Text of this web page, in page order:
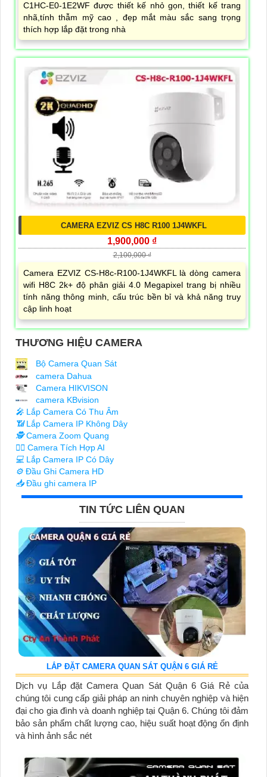
C1HC-E0-1E2WF được thiết kế nhỏ gọn, thiết kế trang
nhã,tính thẫm mỹ cao , đẹp mắt màu sắc sang trọng
thích hợp lắp đặt trong nhà
CAMERA EZVIZ CS H8C R100 1J4WKFL
1,900,000 ₫
2,100,000 ₫
Camera EZVIZ CS-H8c-R100-1J4WKFL là dòng camera
wifi H8C 2k+ độ phân giải 4.0 Megapixel trang bị nhiều
tính năng thông minh, cấu trúc bền bỉ và khả năng truy
cập linh hoạt
THƯƠNG HIỆU CAMERA
Bộ Camera Quan Sát
camera Dahua
Camera HIKVISON
camera KBvision
️🎤️ Lắp Camera Có Thu Âm
📶Lắp Camera IP Không Dây
🕵️Camera Zoom Quang
🧛‍♀️ Camera Tích Hợp AI
💻 Lắp Camera IP Có Dây
⚙️ Đầu Ghi Camera HD
📥Đầu ghi camera IP
TIN TỨC LIÊN QUAN
LẮP ĐẶT CAMERA QUAN SÁT QUẬN 6 GIÁ RẺ
Dịch vụ Lắp đặt Camera Quan Sát Quận 6 Giá Rẻ của
chúng tôi cung cấp giải pháp an ninh chuyên nghiệp và hiện
đại cho gia đình và doanh nghiệp tại Quận 6. Chúng tôi đảm
bảo sản phẩm chất lượng cao, hiệu suất hoạt động ổn định
và hình ảnh sắc nét